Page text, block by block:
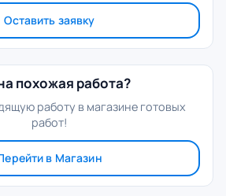
Оставить заявку
похожая работа?
работу в магазине готовых
работ!
в Магазин